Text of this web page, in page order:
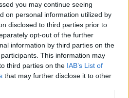
you may continue seeing
on personal information utilized by
disclosed to third parties prior to
opt-out of the further
information by third parties on the
participants. This information may
third parties on the IAB’s List of
that may further disclose it to other
Radio.gr στοGoogle News
πιο hot νέα.